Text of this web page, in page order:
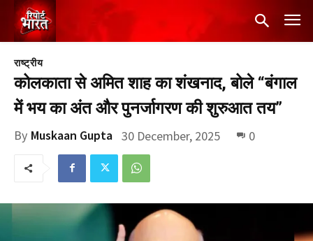
राष्ट्रीय
कोलकाता से अमित शाह का शंखनाद, बोले “बंगाल
में भय का अंत और पुनर्जागरण की शुरुआत तय”
By Muskaan Gupta 30 December, 2025 0